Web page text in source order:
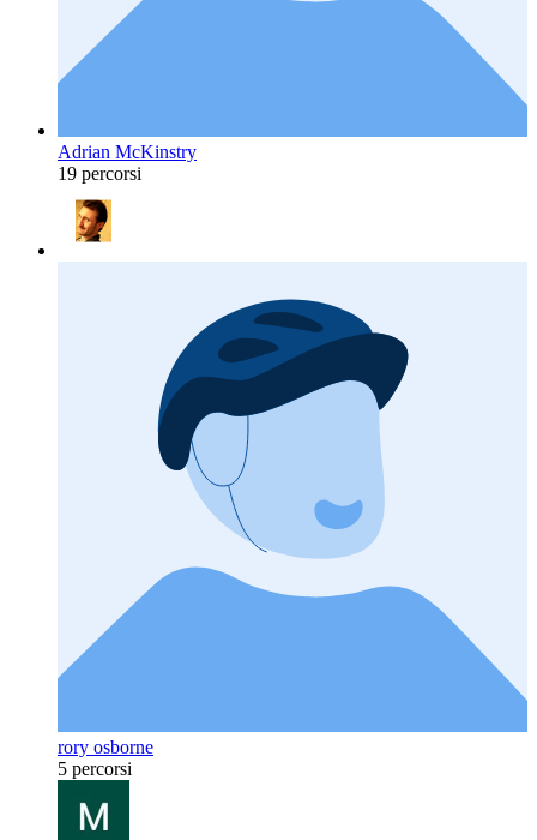
Adrian McKinstry
19 percorsi
rory osborne
5 percorsi